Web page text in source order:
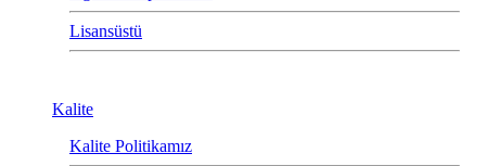
Lisansüstü
Kalite
Kalite Politikamız